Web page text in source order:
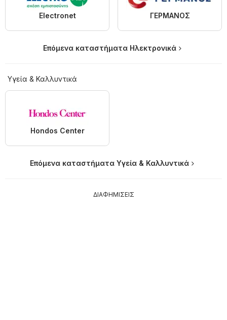
Electronet ΓΕΡΜΑΝΟΣ
Επόμενα καταστήματα Hλεκτρονικά
Υγεία & Καλλυντικά
Hondos Center
Επόμενα καταστήματα Υγεία & Καλλυντικά
ΔΙΑΦΗΜΙΣΕΙΣ